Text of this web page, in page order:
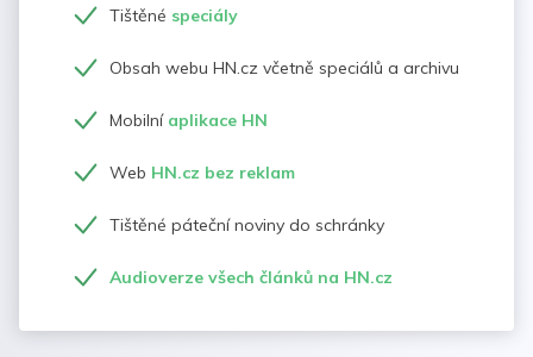
Tištěné speciály
Obsah webu HN.cz včetně speciálů a archivu
Mobilní aplikace HN
Web HN.cz bez reklam
Tištěné páteční noviny do schránky
Audioverze všech článků na HN.cz